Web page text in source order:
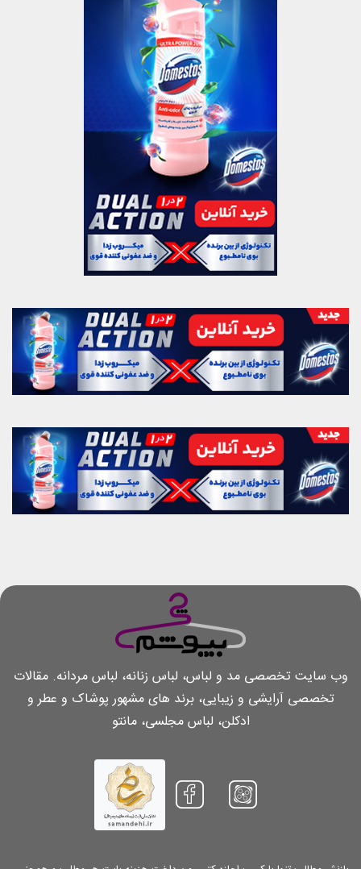
وب سایت تخصصی مد و لباس، لباس زنانه، لباس مردانه. مقالات
تخصصی آرایشی و زیبایی، برند های مشهور پوشاک و عطر و
ادکلن، لباس مجلسی، مانتو